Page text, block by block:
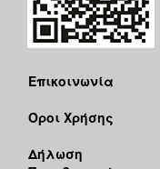
Επικοινωνία
Όροι Χρήσης
Δήλωση